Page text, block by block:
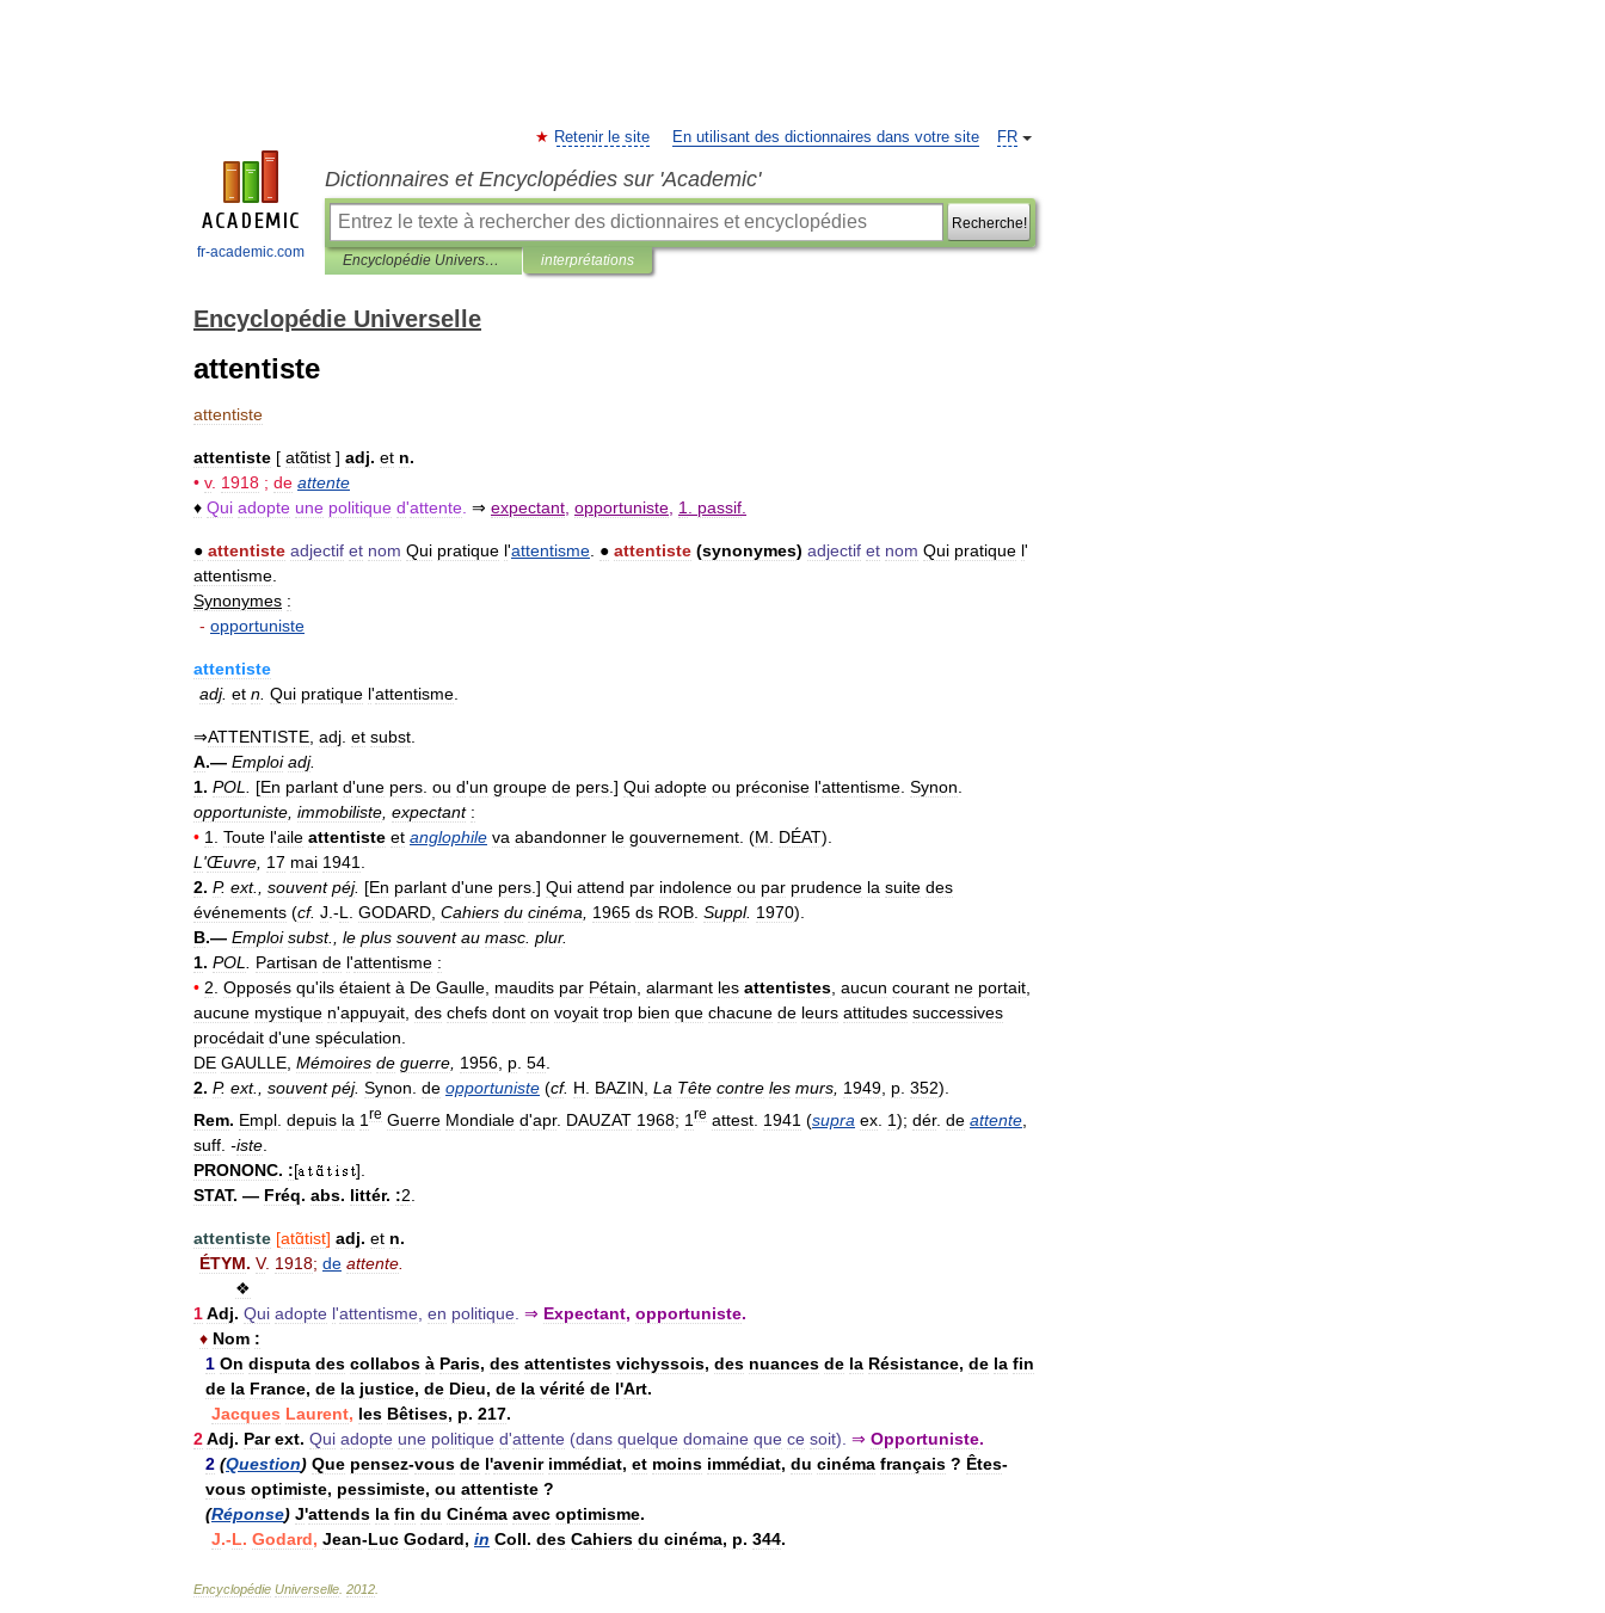
fr-academic.com
FR
Retenir le site En utilisant des dictionnaires dans votre site
Dictionnaires et Encyclopédies sur 'Academic'
Recherche!
Encyclopédie Universelle interprétations
Encyclopédie Universelle
attentiste
attentiste
attentiste [ atɑ̃tist ] adj. et n.
• v. 1918 ; de attente
♦ Qui adopte une politique d'attente ⇒ expectant opportuniste 1 passif
● attentiste adjectif et nom Qui pratique l'attentisme ● attentiste (synonymes) adjectif et nom Qui pratique l'
attentisme
Synonymes :
- opportuniste
attentiste
adj. et n Qui pratique l'attentisme
⇒ATTENTISTE adj et subst
A.— Emploi adj.
1. POL [En parlant d'une pers ou d'un groupe de pers .] Qui adopte ou préconise l'attentisme Synon
opportuniste immobiliste expectant :
• 1 Toute l'aile attentiste et anglophile va abandonner le gouvernement . (M DÉAT).
L 'Œuvre 17 mai 1941
2. P. ext., souvent péj. [En parlant d'une pers .] Qui attend par indolence ou par prudence la suite des
événements (cf. J .-L GODARD Cahiers du cinéma 1965 ds ROB Suppl. 1970).
B.— Emploi subst., le plus souvent au masc plur.
1. POL Partisan de l'attentisme :
• 2 Opposés qu'ils étaient à De Gaulle maudits par Pétain alarmant les attentistes aucun courant ne portait
aucune mystique n'appuyait des chefs dont on voyait trop bien que chacune de leurs attitudes successives
procédait d'une spéculation
DE GAULLE Mémoires de guerre 1956 p 54
2. P. ext., souvent péj. Synon de opportuniste (cf. H BAZIN La Tête contre les murs 1949 p 352).
Rem. Empl depuis la 1 re Guerre Mondiale d'apr. DAUZAT 1968; 1 re attest 1941 (supra ex 1); dér. de attente
suff -iste
PRONONC. :[
].
STAT. — Fréq. abs. littér. :2
attentiste [atɑ̃tist] adj. et n.
ÉTYM. V. 1918; de attente
❖
1Adj. Qui adopte l'attentisme en politique ⇒ Expectant, opportuniste.
♦ Nom :
1 On disputa des collabos à Paris, des attentistes vichyssois, des nuances de la Résistance, de la fin
de la France, de la justice, de Dieu, de la vérité de l'Art.
Jacques Laurent, les Bêtises, p. 217.
2Adj. Par ext. Qui adopte une politique d'attente (dans quelque domaine que ce soit). ⇒ Opportuniste.
2 (Question) Que pensez-vous de l'avenir immédiat, et moins immédiat, du cinéma français ? Êtes-
vous optimiste, pessimiste, ou attentiste ?
(Réponse) J'attends la fin du Cinéma avec optimisme.
J.-L. Godard, Jean-Luc Godard, in Coll. des Cahiers du cinéma, p. 344.
Encyclopédie Universelle 2012